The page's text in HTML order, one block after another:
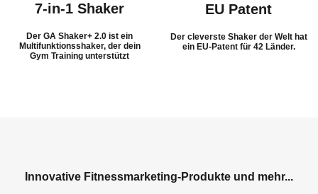
7-in-1 Shaker
Der GA Shaker+ 2.0 ist ein
Multifunktionsshaker, der dein
Gym Training unterstützt
EU Patent
Der cleverste Shaker der Welt hat
ein EU-Patent für 42 Länder.
Innovative Fitnessmarketing-Produkte und mehr...